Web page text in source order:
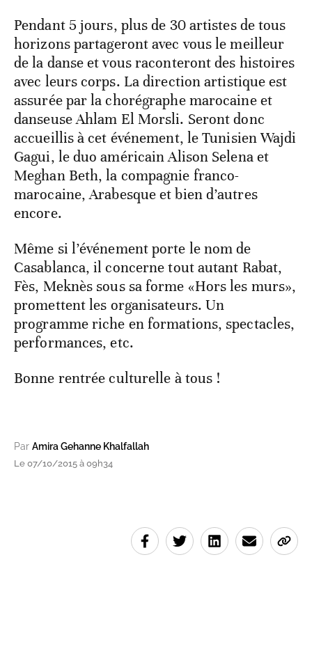
Pendant 5 jours, plus de 30 artistes de tous
horizons partageront avec vous le meilleur
de la danse et vous raconteront des histoires
avec leurs corps. La direction artistique est
assurée par la chorégraphe marocaine et
danseuse Ahlam El Morsli. Seront donc
accueillis à cet événement, le Tunisien Wajdi
Gagui, le duo américain Alison Selena et
Meghan Beth, la compagnie franco-
marocaine, Arabesque et bien d’autres
encore.
Même si l’événement porte le nom de
Casablanca, il concerne tout autant Rabat,
Fès, Meknès sous sa forme «Hors les murs»,
promettent les organisateurs. Un
programme riche en formations, spectacles,
performances, etc.
Bonne rentrée culturelle à tous !
Par Amira Gehanne Khalfallah
Le 07/10/2015 à 09h34